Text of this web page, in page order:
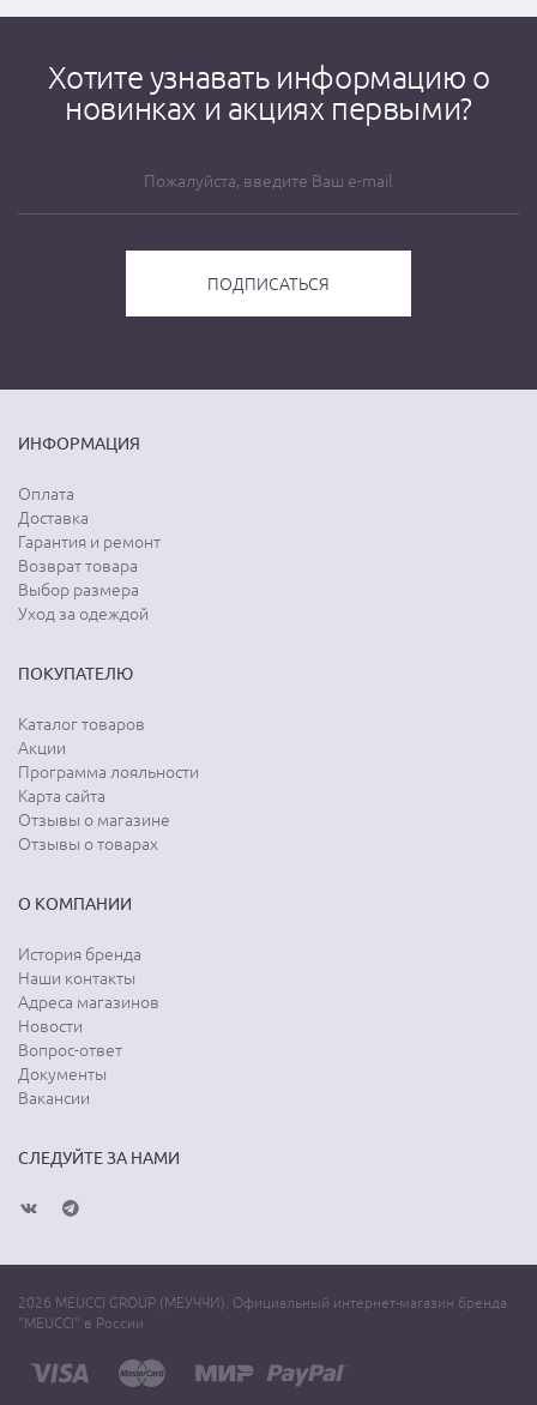
Хотите узнавать информацию о
новинках и акциях первыми?
ИНФОРМАЦИЯ
Оплата
Доставка
Гарантия и ремонт
Возврат товара
Выбор размера
Уход за одеждой
ПОКУПАТЕЛЮ
Каталог товаров
Акции
Программа лояльности
Карта сайта
Отзывы о магазине
Отзывы о товарах
О КОМПАНИИ
История бренда
Наши контакты
Адреса магазинов
Новости
Вопрос-ответ
Документы
Вакансии
СЛЕДУЙТЕ ЗА НАМИ
2026 MEUCCI GROUP (МЕУЧЧИ). Официальный интернет-магазин бренда
"MEUCCI" в России